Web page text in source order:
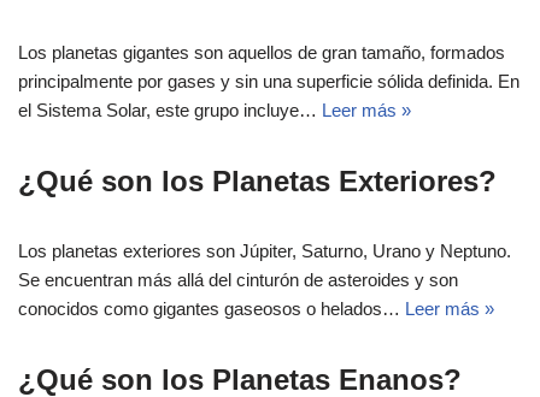
Los planetas gigantes son aquellos de gran tamaño, formados
principalmente por gases y sin una superficie sólida definida. En
el Sistema Solar, este grupo incluye… Leer más »
¿Qué son los Planetas Exteriores?
Los planetas exteriores son Júpiter, Saturno, Urano y Neptuno.
Se encuentran más allá del cinturón de asteroides y son
conocidos como gigantes gaseosos o helados… Leer más »
¿Qué son los Planetas Enanos?